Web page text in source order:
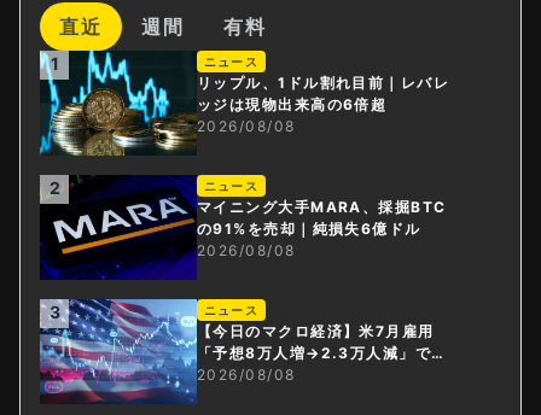
直近 週間 有料
1 ニュース
リップル、1ドル割れ目前｜レバレ
ッジは現物出来高の6倍超
2026/08/08
2 ニュース
マイニング大手MARA、採掘BTC
の91%を売却｜純損失6億ドル
2026/08/08
3 ニュース
【今日のマクロ経済】米7月雇用
「予想8万人増→2.3万人減」で利
上げ観測後退
2026/08/08